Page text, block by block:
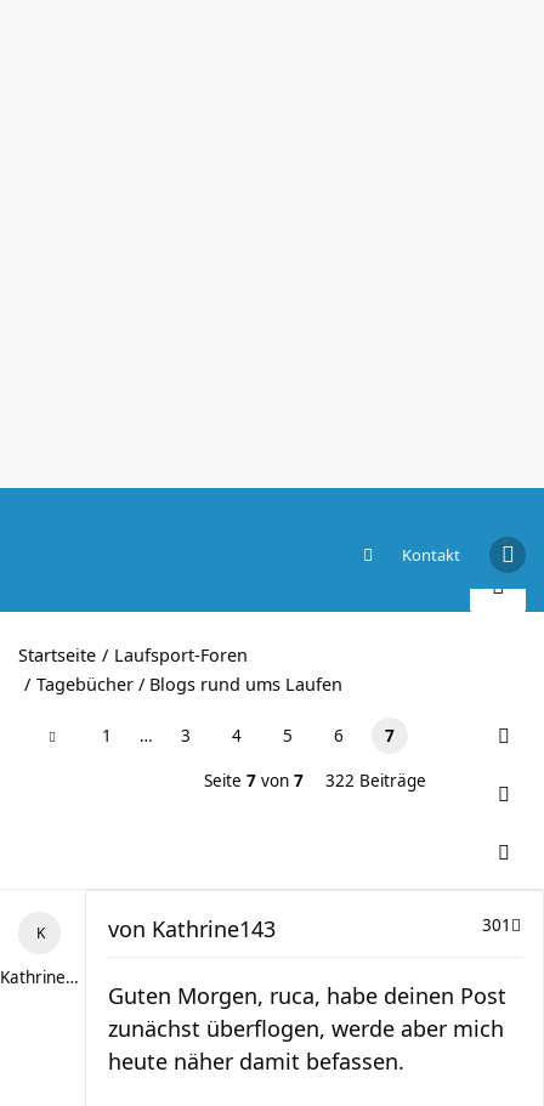
Kontakt
Startseite
Laufsport-Foren
Tagebücher / Blogs rund ums Laufen
1 … 3 4 5 6 7
Seite 7 von 7 322 Beiträge
Kathrine143
301
von Kathrine143
Guten Morgen, ruca, habe deinen Post
zunächst überflogen, werde aber mich
heute näher damit befassen.